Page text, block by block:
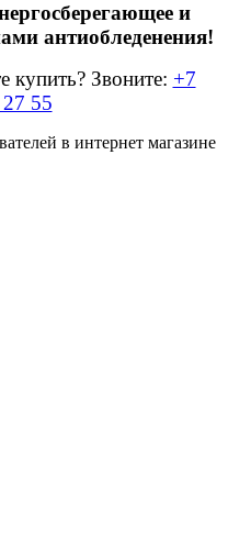
и
антиобледенения!
купить? Звоните: +7
55